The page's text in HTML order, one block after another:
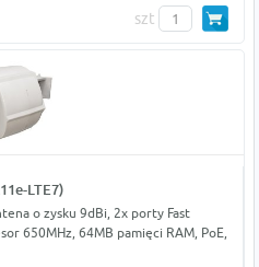
szt
LTE7)
o zysku 9dBi, 2x porty Fast
650MHz, 64MB pamięci RAM, PoE,